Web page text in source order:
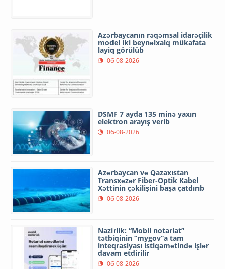
Azərbaycanın rəqəmsal idarəçilik
model iki beynəlxalq mükafata
layiq görülüb
06-08-2026
DSMF 7 ayda 135 minə yaxın
elektron arayış verib
06-08-2026
Azərbaycan və Qazaxıstan
Transxəzər Fiber-Optik Kabel
Xəttinin çəkilişini başa çatdırıb
06-08-2026
Nazirlik: “Mobil notariat”
tətbiqinin “mygov”a tam
inteqrasiyası istiqamətində işlər
davam etdirilir
06-08-2026